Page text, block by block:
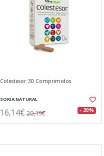
Colestesor 30 Comprimidos
SORIA NATURAL
16,14€ 20,19€ - 20%